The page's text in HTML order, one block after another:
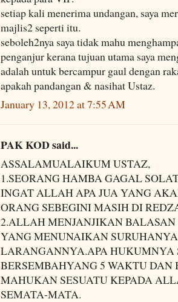
setiap kali menerima undangan, saya
majlis2 seperti itu.
seboleh2nya saya tidak mahu
penganjur kerana tujuan utama saya
adalah untuk bercampur gaul dengan
apakah pandangan & nasihat Ustaz.
January 13, 2012 at 7:55 AM
PAK KOD said...
ASSALAMUALAIKUM USTAZ,
1.SEORANG HAMBA GAGAL
INGAT ALLAH APA JUA YANG
ORANG SEBEGINI MASIH DI
2.ALLAH MENJANJIKAN
YANG MENUNAIKAN
LARANGANNYA.APA HUKUMNYA
BERSEMBAHYANG 5 WAKTU DAN
MAHUKAN SESUATU KEPADA
SEMATA-MATA.